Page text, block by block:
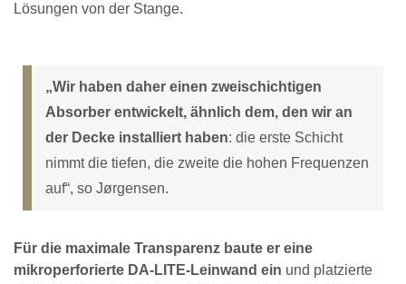
Lösungen von der Stange.
„Wir haben daher einen zweischichtigen
Absorber entwickelt, ähnlich dem, den wir an
der Decke installiert haben: die erste Schicht
nimmt die tiefen, die zweite die hohen Frequenzen
auf“, so Jørgensen.
Für die maximale Transparenz baute er eine
mikroperforierte DA-LITE-Leinwand ein und platzierte